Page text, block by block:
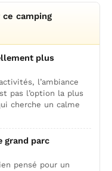
camping
plus
l’ambiance
pas l’option la plus
cherche un calme
grand parc
pensé pour un